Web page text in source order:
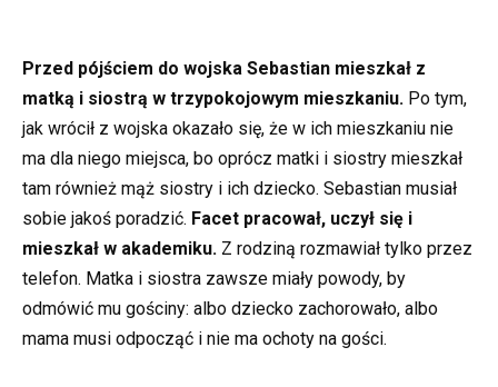
Przed pójściem do wojska Sebastian mieszkał z
matką i siostrą w trzypokojowym mieszkaniu. Po tym,
jak wrócił z wojska okazało się, że w ich mieszkaniu nie
ma dla niego miejsca, bo oprócz matki i siostry mieszkał
tam również mąż siostry i ich dziecko. Sebastian musiał
sobie jakoś poradzić. Facet pracował, uczył się i
mieszkał w akademiku. Z rodziną rozmawiał tylko przez
telefon. Matka i siostra zawsze miały powody, by
odmówić mu gościny: albo dziecko zachorowało, albo
mama musi odpocząć i nie ma ochoty na gości.